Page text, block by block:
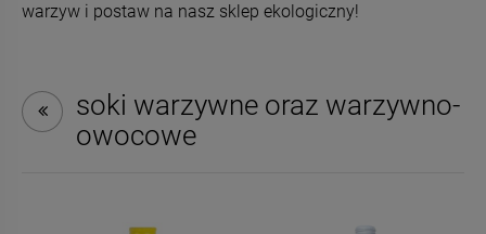
warzyw i postaw na nasz sklep ekologiczny!
soki warzywne oraz warzywno-
owocowe